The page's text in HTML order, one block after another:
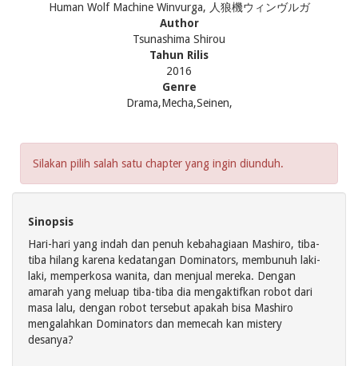
Human Wolf Machine Winvurga, 人狼機ウィンヴルガ
Author
Tsunashima Shirou
Tahun Rilis
2016
Genre
Drama,Mecha,Seinen,
Silakan pilih salah satu chapter yang ingin diunduh.
Sinopsis
Hari-hari yang indah dan penuh kebahagiaan Mashiro, tiba-
tiba hilang karena kedatangan Dominators, membunuh laki-
laki, memperkosa wanita, dan menjual mereka. Dengan
amarah yang meluap tiba-tiba dia mengaktifkan robot dari
masa lalu, dengan robot tersebut apakah bisa Mashiro
mengalahkan Dominators dan memecah kan mistery
desanya?